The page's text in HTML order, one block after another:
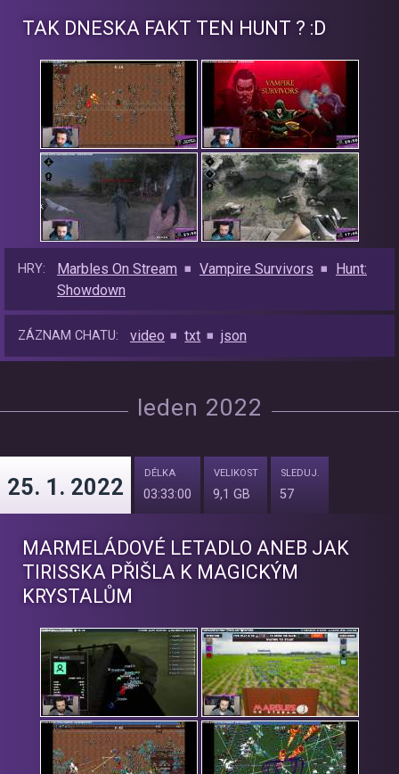
TAK DNESKA FAKT TEN HUNT ? :D
HRY: Marbles On Stream Vampire Survivors
Hunt:
Showdown
ZÁZNAM CHATU: video txt json
leden 2022
25. 1. 2022
DÉLKA
03:33:00
VELIKOST
9,1 GB
SLEDUJ.
57
MARMELÁDOVÉ LETADLO ANEB JAK
TIRISSKA PŘIŠLA K MAGICKÝM
KRYSTALŮM